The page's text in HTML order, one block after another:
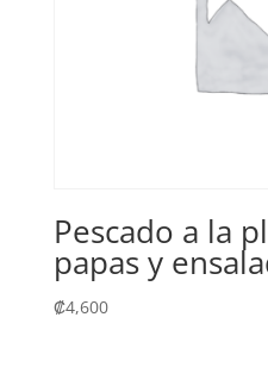
Pescado a la
papas y
₡4,600